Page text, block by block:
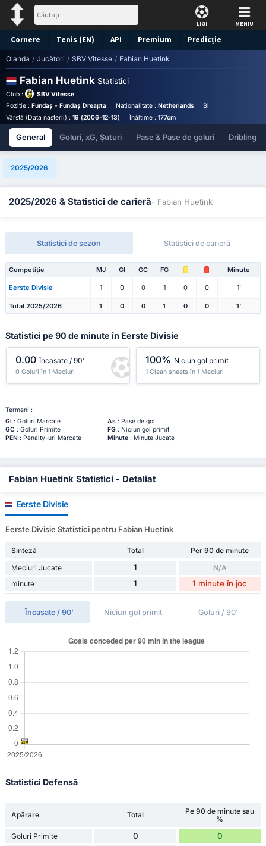
LIGI MENIU
Cornere Tenis (EN) API Premium Predicție
Olanda / Jucători / SBV Vitesse / Fabian Huetink
Fabian Huetink Statistici
Club :
SBV Vitesse
Poziție : Fundaș - Fundaș Dreapta Naționalitate : Netherlands Birthplace :
Vârstă (Data nașterii) : 19 (2006-12-13) Înălțime : 177cm
General Goluri, xG, Șuturi Pase & Pase de goluri Dribling
2025/2026
2025/2026 & Statistici de carieră- Fabian Huetink
Statistici de sezon Statistici de carieră
Competiție MJ Gl GC FG Minute
Eerste Divisie 1 0 0 1 0 0 1'
Total 2025/2026 1 0 0 1 0 0 1'
Statistici pe 90 de minute în Eerste Divisie
0.00 Încasate / 90'
0 Goluri în 1 Meciuri
100% Niciun gol primit
1 Clean sheets în 1 Meciuri
Termeni :
Gl : Goluri Marcate As: Pase de gol
GC : Goluri Primite FG: Niciun gol primit
PEN : Penalty-uri Marcate Minute: Minute Jucate
Fabian Huetink Statistici - Detaliat
Eerste Divisie
Eerste Divisie Statistici pentru Fabian Huetink
Sinteză Total
Per 90 de minute
Meciuri Jucate
1
N/A
minute
1 1 minute în joc
Încasate / 90' Niciun gol primit Goluri / 90'
Statistici Defensă
Apărare Total
Pe 90 de minute sau
%
Goluri Primite
0 0